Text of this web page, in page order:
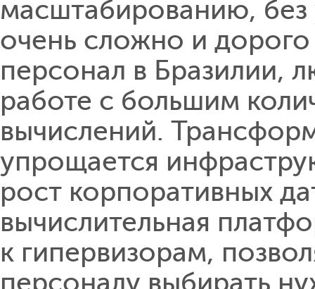
масштабированию, без
очень сложно и
персонал в Бразилии,
работе с большим
вычислений.
упрощается
рост корпоративных
вычислительная
к гипервизорам,
персоналу выбирать